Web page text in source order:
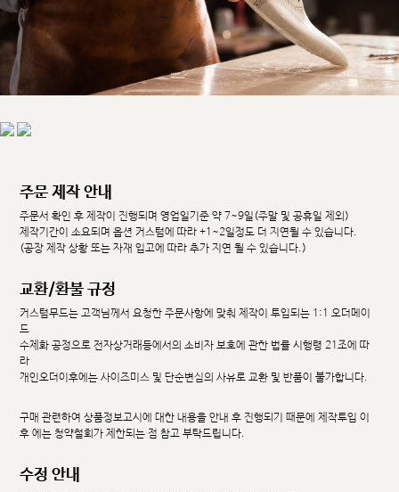
주문 제작 안내
주문서 확인 후 제작이 진행되며 영업일기준 약 7~9일(주말 및 공휴일 제외)
제작기간이 소요되며 옵션 커스텀에 따라 +1~2일정도 더 지연될 수 있습니다.
(공장 제작 상황 또는 자재 입고에 따라 추가 지연 될 수 있습니다.)
교환/환불 규정
커스텀무드는 고객님께서 요청한 주문사항에 맞춰 제작이 투입되는 1:1 오더메이
드
수제화 공정으로 전자상거래등에서의 소비자 보호에 관한 법률 시행령 21조에 따
라
개인오더이후에는 사이즈미스 및 단순변심의 사유로 교환 및 반품이 불가합니다.
구매 관련하여 상품정보고시에 대한 내용을 안내 후 진행되기 때문에 제작투입 이
후 에는 청약철회가 제한되는 점 참고 부탁드립니다.
수정 안내